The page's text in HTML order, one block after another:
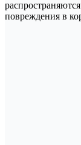
повреждения в